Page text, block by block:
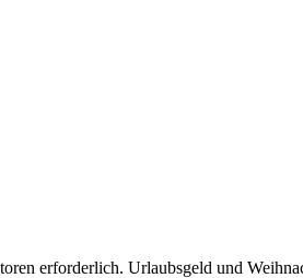
erforderlich. Urlaubsgeld und